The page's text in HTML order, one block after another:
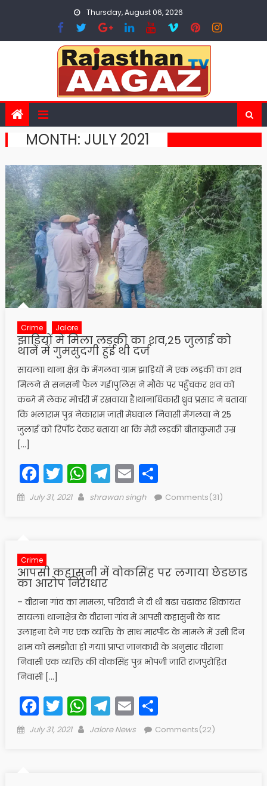
Thursday, August 06, 2026
MONTH: JULY 2021
Crime Jalore
झाड़ियों में मिला लड़की का शव,25 जुलाई को
थाने में गुमसुदगी हुई थी दर्ज
सायला। थाना क्षेत्र के मेंगलवा ग्राम झाड़ियों में एक लड़की का शव
मिलने से सनसनी फैल गई।पुलिस ने मौके पर पहुँचकर शव को
कब्जे में लेकर मोर्चरी में रखवाया है।थानाधिकारी ध्रुव प्रसाद ने बताया
कि भलाराम पुत्र नेकाराम जाती मेघवाल निवासी मेंगलवा ने 25
जुलाई को रिर्पोट देकर बताया था कि मेरी लडकी बीताकुमारी उम्र
[…]
Facebook
Twitter
WhatsApp
Telegram
EmailShare
Posted
July 31, 2021 Author
shrawan singh Comments(31)
Crime
आपसी कहासुनी में वोकसिंह पर लगाया छेडछाड
का आरोप निराधार
– वीराना गांव का मामला, परिवादी ने दी थी बढा चढाकर शिकायत
सायला। थानाक्षेत्र के वीराना गांव में आपसी कहासुनी के बाद
उलाहना देने गए एक व्यक्ति के साथ मारपीट के मामले में उसी दिन
शाम को समझौता हो गया। प्राप्त जानकारी के अनुसार वीराना
निवासी एक व्यक्ति की वोकसिंह पुत्र भोपजी जाति राजपुरोहित
निवासी […]
Facebook
Twitter
WhatsApp
Telegram
EmailShare
Posted
July 31, 2021 Author
Jalore News Comments(22)